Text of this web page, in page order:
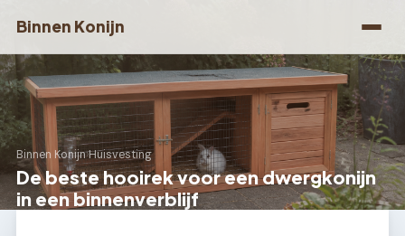
Binnen Konijn
Binnen Konijn›Huisvesting
De beste hooirek voor een dwergkonijn
in een binnenverblijf